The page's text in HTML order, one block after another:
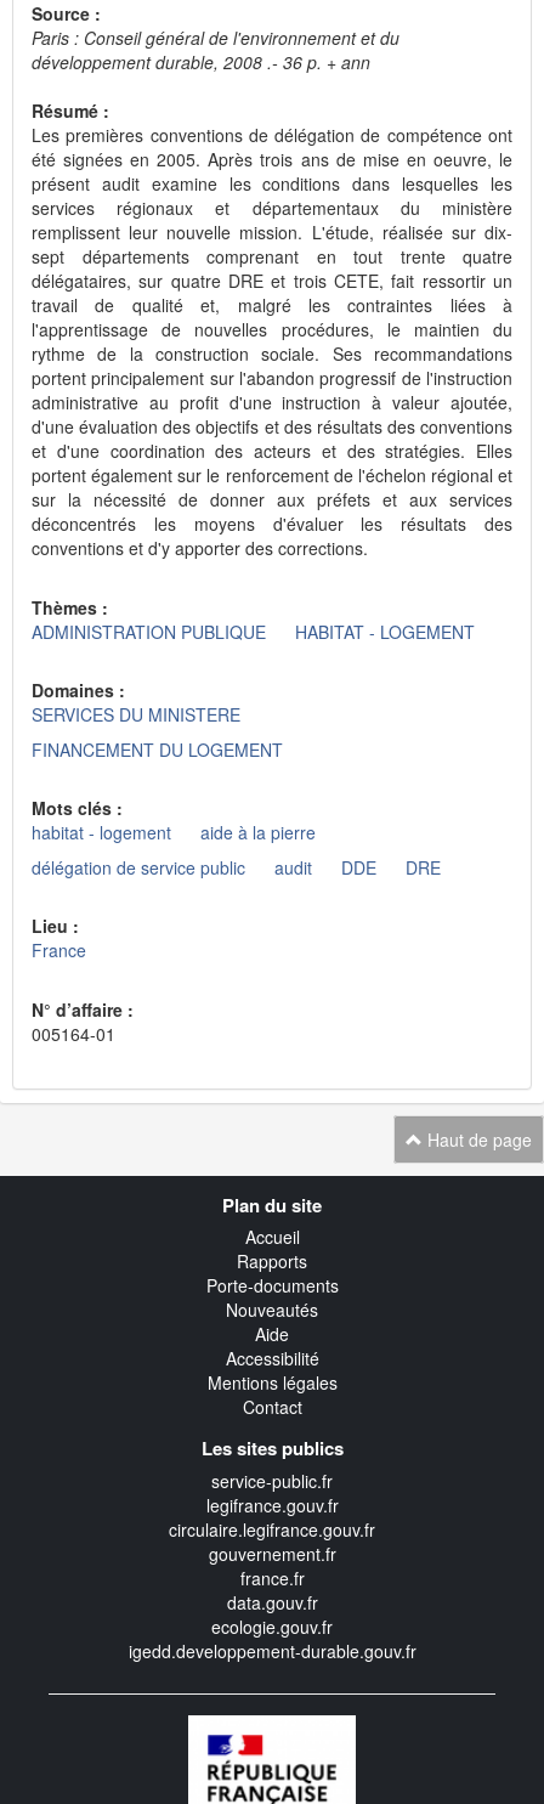
Source :
Paris : Conseil général de l'environnement et du
développement durable, 2008 .- 36 p. + ann
Résumé :
Les premières conventions de délégation de compétence ont
été signées en 2005. Après trois ans de mise en oeuvre, le
présent audit examine les conditions dans lesquelles les
services régionaux et départementaux du ministère
remplissent leur nouvelle mission. L'étude, réalisée sur dix-
sept départements comprenant en tout trente quatre
délégataires, sur quatre DRE et trois CETE, fait ressortir un
travail de qualité et, malgré les contraintes liées à
l'apprentissage de nouvelles procédures, le maintien du
rythme de la construction sociale. Ses recommandations
portent principalement sur l'abandon progressif de l'instruction
administrative au profit d'une instruction à valeur ajoutée,
d'une évaluation des objectifs et des résultats des conventions
et d'une coordination des acteurs et des stratégies. Elles
portent également sur le renforcement de l'échelon régional et
sur la nécessité de donner aux préfets et aux services
déconcentrés les moyens d'évaluer les résultats des
conventions et d'y apporter des corrections.
Thèmes :
ADMINISTRATION PUBLIQUE
HABITAT - LOGEMENT
Domaines :
SERVICES DU MINISTERE
FINANCEMENT DU LOGEMENT
Mots clés :
habitat - logement
aide à la pierre
délégation de service public
audit DDE DRE
Lieu :
France
N° d’affaire :
005164-01
Haut de page
Plan du site
Accueil
Rapports
Porte-documents
Nouveautés
Aide
Accessibilité
Mentions légales
Contact
Les sites publics
service-public.fr
legifrance.gouv.fr
circulaire.legifrance.gouv.fr
gouvernement.fr
france.fr
data.gouv.fr
ecologie.gouv.fr
igedd.developpement-durable.gouv.fr